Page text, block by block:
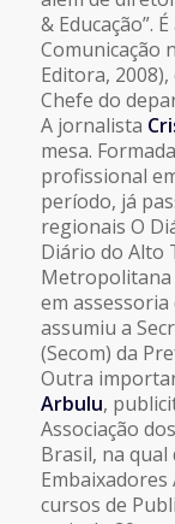
& Educação”.
Comunicação
Editora,
Chefe do
A jornalista
mesa.
profissional
período, já
regionais O
Diário do Alto
Metropolitana
em
assumiu a
(Secom) da
Outra
Arbulu,
Associação
Brasil, na
Embaixadores
cursos de